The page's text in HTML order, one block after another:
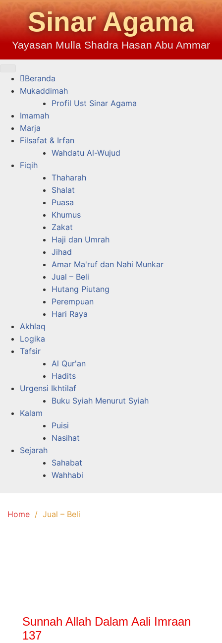
Sinar Agama
Yayasan Mulla Shadra Hasan Abu Ammar
Beranda
Mukaddimah
Profil Ust Sinar Agama
Imamah
Marja
Filsafat & Irfan
Wahdatu Al-Wujud
Fiqih
Thaharah
Shalat
Puasa
Khumus
Zakat
Haji dan Umrah
Jihad
Amar Ma'ruf dan Nahi Munkar
Jual – Beli
Hutang Piutang
Perempuan
Hari Raya
Akhlaq
Logika
Tafsir
Al Qur'an
Hadits
Urgensi Ikhtilaf
Buku Syiah Menurut Syiah
Kalam
Puisi
Nasihat
Sejarah
Sahabat
Wahhabi
Home Jual – Beli
Sunnah Allah Dalam Aali Imraan
137